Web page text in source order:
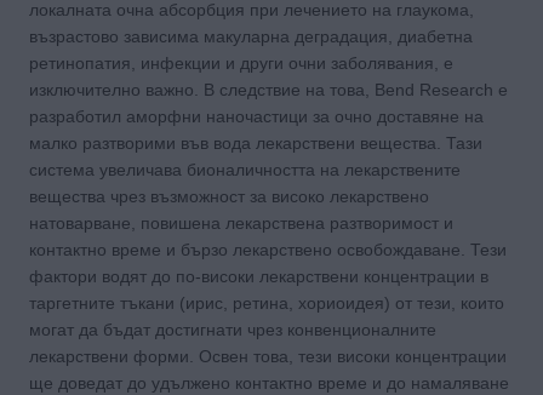
локалната очна абсорбция при лечението на глаукома,
възрастово зависима макуларна деградация, диабетна
ретинопатия, инфекции и други очни заболявания, е
изключително важно. В следствие на това, Bend Research е
разработил аморфни наночастици за очно доставяне на
малко разтворими във вода лекарствени вещества. Тази
система увеличава бионаличността на лекарствените
вещества чрез възможност за високо лекарствено
натоварване, повишена лекарствена разтворимост и
контактно време и бързо лекарствено освобождаване. Тези
фактори водят до по-високи лекарствени концентрации в
таргетните тъкани (ирис, ретина, хориоидея) от тези, които
могат да бъдат достигнати чрез конвенционалните
лекарствени форми. Освен това, тези високи концентрации
ще доведат до удължено контактно време и до намаляване